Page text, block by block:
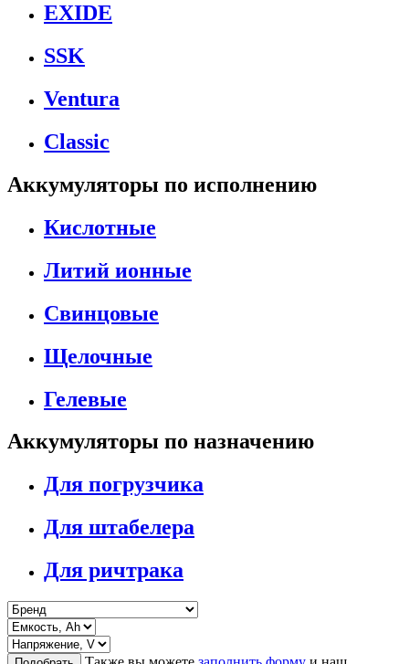
EXIDE
SSK
Ventura
Classic
Аккумуляторы по исполнению
Кислотные
Литий ионные
Свинцовые
Щелочные
Гелевые
Аккумуляторы по назначению
Для погрузчика
Для штабелера
Для ричтрака